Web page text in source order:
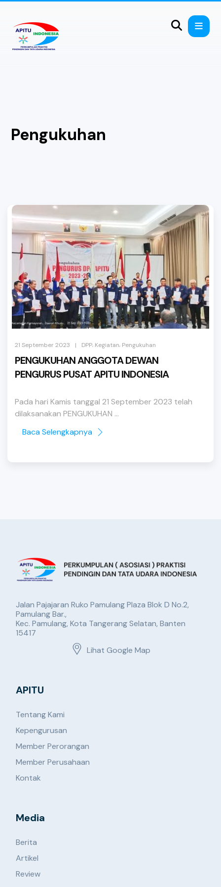
Pengukuhan
21 September 2023 | DPP, Kegiatan, Pengukuhan
PENGUKUHAN ANGGOTA DEWAN
PENGURUS PUSAT APITU INDONESIA
Pada hari Kamis tanggal 21 September 2023 telah
dilaksanakan PENGUKUHAN ...
Baca Selengkapnya
Jalan Pajajaran Ruko Pamulang Plaza Blok D No.2,
Pamulang Bar.,
Kec. Pamulang, Kota Tangerang Selatan, Banten
15417
Lihat Google Map
APITU
Tentang Kami
Kepengurusan
Member Perorangan
Member Perusahaan
Kontak
Media
Berita
Artikel
Review